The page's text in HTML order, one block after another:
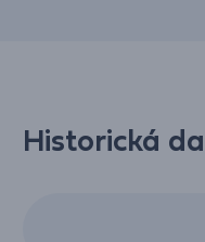
Historická